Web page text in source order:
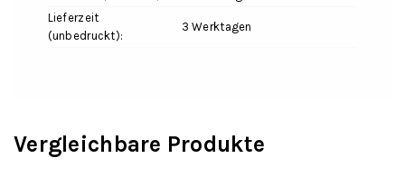
Lieferzeit
(unbedruckt):
3 Werktagen
Vergleichbare Produkte